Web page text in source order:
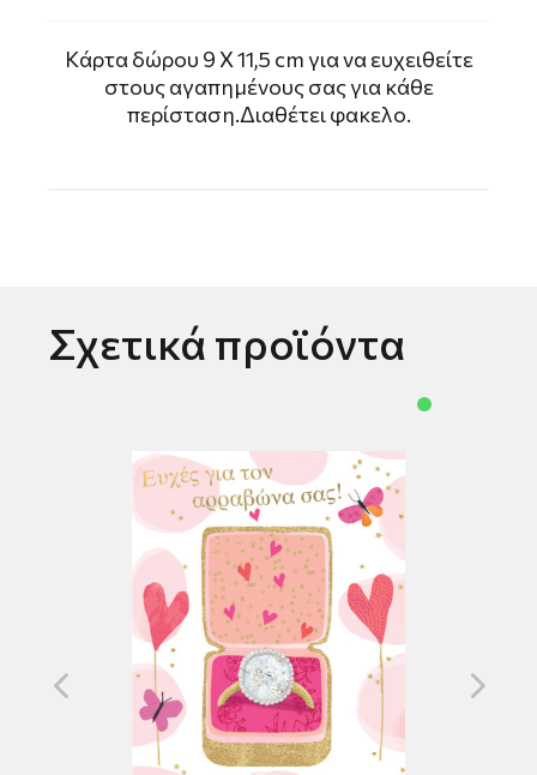
Kάρτα δώρου 9 X 11,5 cm για να ευχειθείτε
στους αγαπημένους σας για κάθε
περίσταση.Διαθέτει φακελο.
Σχετικά προϊόντα